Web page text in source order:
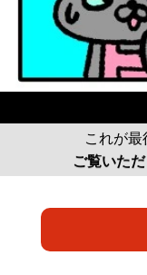
これが最
ご覧いた